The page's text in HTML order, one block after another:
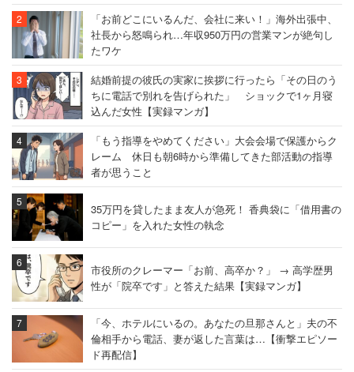
「お前どこにいるんだ、会社に来い！」海外出張中、
社長から怒鳴られ…年収950万円の営業マンが絶句し
たワケ
結婚前提の彼氏の実家に挨拶に行ったら「その日のう
ちに電話で別れを告げられた」 ショックで1ヶ月寝
込んだ女性【実録マンガ】
「もう指導をやめてください」大会会場で保護からク
レーム 休日も朝6時から準備してきた部活動の指導
者が思うこと
35万円を貸したまま友人が急死！ 香典袋に「借用書の
コピー」を入れた女性の執念
市役所のクレーマー「お前、高卒か？」 → 高学歴男
性が「院卒です」と答えた結果【実録マンガ】
「今、ホテルにいるの。あなたの旦那さんと」夫の不
倫相手から電話、妻が返した言葉は…【衝撃エピソー
ド再配信】